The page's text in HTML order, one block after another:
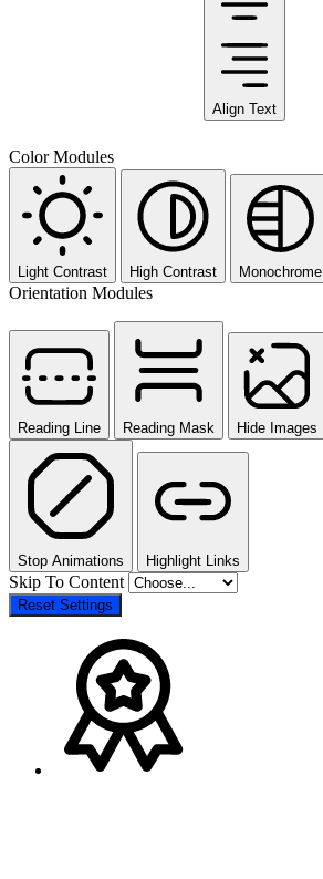
Align Text
Color Modules
Light Contrast High Contrast Monochrome
Orientation Modules
Reading Line Reading Mask Hide Images
Stop Animations Highlight Links
Skip To Content
Reset Settings